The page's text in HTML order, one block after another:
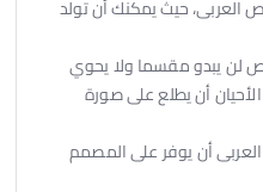
حيث يمكنك أن تولد
لن يبدو مقسما ولا يحوي
أن يطلع على صورة
أن يوفر على المصمم